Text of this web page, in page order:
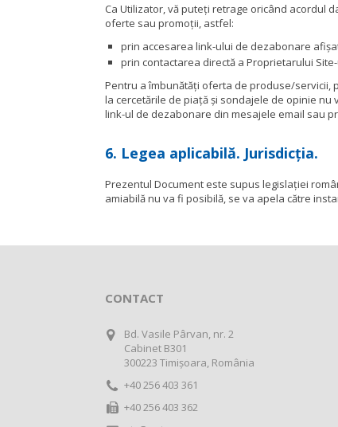
Ca Utilizator, vă puteți retrage oricând acordul
oferte sau promoții, astfel:
prin accesarea link-ului de dezabonare
prin contactarea directă a Proprietarului
Pentru a îmbunătăți oferta de produse/servicii,
la cercetările de piață și sondajele de opinie
link-ul de dezabonare din mesajele email sau
6. Legea aplicabilă. Jurisdicția.
Prezentul Document este supus legislației
amiabilă nu va fi posibilă, se va apela către
CONTACT
Bd. Vasile Pârvan, nr. 2
Cabinet B301
300223 Timişoara, România
+40 256 403 361
+40 256 403 362